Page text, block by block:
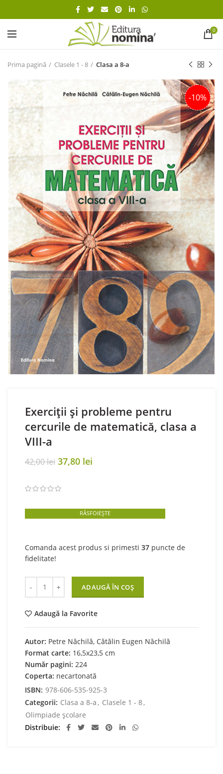
0
Prima pagină Clasele 1 - 8 Clasa a 8-a
-10%
Exerciții și probleme pentru
cercurile de matematică, clasa a
VIII-a
42,00lei Original
42,00 lei.
37,80 lei
RĂSFOIEȘTE
Comanda acest produs si primesti 37 puncte de
fidelitate!
Cantitate Exerciții și probleme pentru cercurile de
ADAUGĂ ÎN COȘ
Adaugă la Favorite
Autor: Petre Năchilă, Cătălin Eugen Năchilă
Format carte: 16,5x23,5 cm
Număr pagini: 224
Coperta: necartonată
ISBN: 978-606-535-925-3
Categorii: Clasa a 8-a , Clasele 1 - 8,
Olimpiade școlare
Distribuie